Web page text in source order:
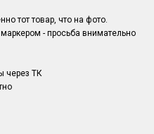
тот товар, что на фото.
- просьба внимательно
через ТК